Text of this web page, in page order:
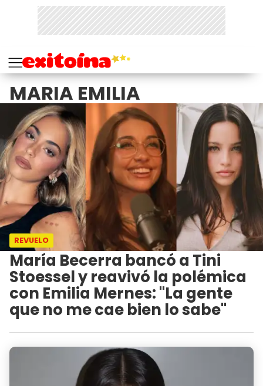
MARIA EMILIA
REVUELO
María Becerra bancó a Tini
Stoessel y reavivó la polémica
con Emilia Mernes: "La gente
que no me cae bien lo sabe"